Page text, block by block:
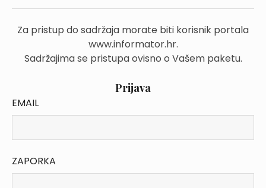
Za pristup do sadržaja morate biti korisnik portala
www.informator.hr.
Sadržajima se pristupa ovisno o Vašem paketu.
Prijava
EMAIL
ZAPORKA